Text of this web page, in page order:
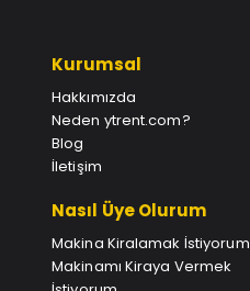
Kurumsal
Hakkımızda
Neden ytrent.com?
Blog
İletişim
Nasıl Üye Olurum
Makina Kiralamak İstiyorum
Makinamı Kiraya Vermek